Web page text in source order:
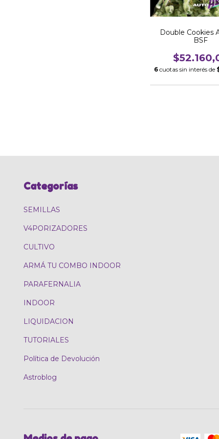
Double Cookies
BSF
6 cuotas sin interés de
Categorías
SEMILLAS
V4PORIZADORES
CULTIVO
ARMÁ TU COMBO INDOOR
PARAFERNALIA
INDOOR
LIQUIDACION
TUTORIALES
Política de Devolución
Astroblog